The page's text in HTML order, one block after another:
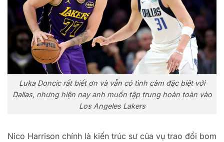
Luka Doncic rất biết ơn và vẫn có tình cảm đặc biệt với
Dallas, nhưng hiện nay anh muốn tập trung hoàn toàn vào
Los Angeles Lakers
Nico Harrison chính là kiến trúc sư của vụ trao đổi bom